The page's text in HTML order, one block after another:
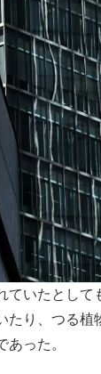
ていたとして
たり、つる植
あった。